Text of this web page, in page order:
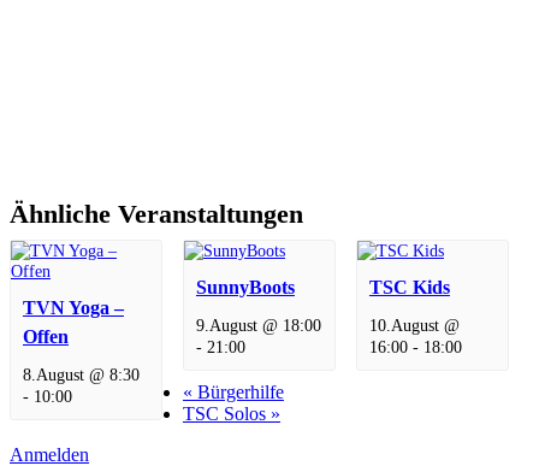
Ähnliche Veranstaltungen
TVN Yoga –
Offen
8.August @ 8:30
- 10:00
SunnyBoots
9.August @ 18:00
- 21:00
TSC Kids
10.August @
16:00- 18:00
« Bürgerhilfe
TSC Solos »
Anmelden